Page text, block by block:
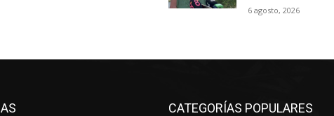
6 agosto, 2026
CATEGORÍAS POPULARES